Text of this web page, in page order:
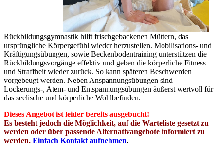
Rückbildungsgymnastik hilft frischgebackenen Müttern, das
ursprüngliche Körpergefühl wieder herzustellen. Mobilisations- und
Kräftigungsübungen, sowie Beckenbodentraining unterstützen die
Rückbildungsvorgänge effektiv und geben die körperliche Fitness
und Straffheit wieder zurück. So kann späteren Beschwerden
vorgebeugt werden. Neben Anspannungsübungen sind
Lockerungs-, Atem- und Entspannungsübungen äußerst wertvoll für
das seelische und körperliche Wohlbefinden.
Dieses Angebot ist leider bereits ausgebucht!
Es besteht jedoch die Möglichkeit, auf die Warteliste gesetzt zu
werden oder über passende Alternativangebote informiert zu
werden. Einfach Kontakt aufnehmen.